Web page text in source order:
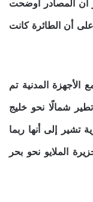
المصادر أوضحت
أن الطائرة كانت
الأجهزة المدنية تم
البوينغ 777-200 إي.آر. تطير شمالًا نحو خليج
تشير إلى أنها ربما
الملايو نحو بحر